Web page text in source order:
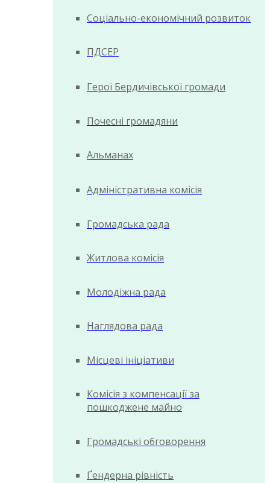
Соціально-економічний розвиток
ПДСЕР
Герої Бердичівської громади
Почесні громадяни
Альманах
Адміністративна комісія
Громадська рада
Житлова комісія
Молодіжна рада
Наглядова рада
Місцеві ініціативи
Комісія з компенсації за
пошкоджене майно
Громадські обговорення
Ґендерна рівність